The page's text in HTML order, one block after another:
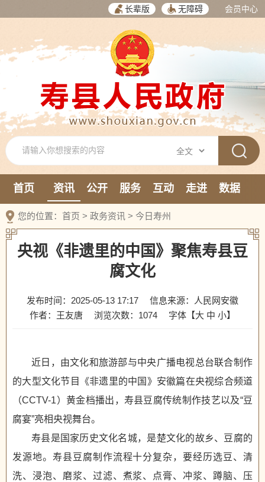
长辈版 无障碍 会员中心
首页 资讯 公开 服务 互动 走进
数据
新媒体
您的位置： 首页 > 政务资讯 > 今日寿州
央视《非遗里的中国》聚焦寿县豆
腐文化
发布时间：2025-05-13 17:17
信息来源：人民网安徽
作者：王友唐
浏览次数： 1074 字体【大 中 小】
近日，由文化和旅游部与中央广播电视总台联合制作
的大型文化节目《非遗里的中国》安徽篇在央视综合频道
（CCTV-1）黄金档播出，寿县豆腐传统制作技艺以及“豆
腐宴”亮相央视舞台。
寿县是国家历史文化名城，是楚文化的故乡、豆腐的
发源地。寿县豆腐制作流程十分复杂，要经历选豆、清
洗、浸泡、磨浆、过滤、煮浆、点膏、冲浆、蹲脑、压